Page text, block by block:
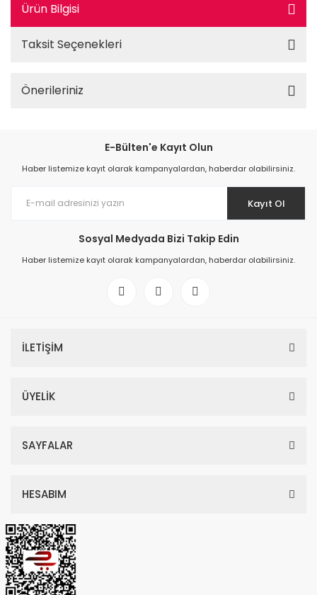
Ürün Bilgisi
Taksit Seçenekleri
Önerileriniz
E-Bülten'e Kayıt Olun
Haber listemize kayıt olarak kampanyalardan, haberdar olabilirsiniz.
Kayıt Ol
Sosyal Medyada Bizi Takip Edin
Haber listemize kayıt olarak kampanyalardan, haberdar olabilirsiniz.
İLETİŞİM
ÜYELİK
SAYFALAR
HESABIM